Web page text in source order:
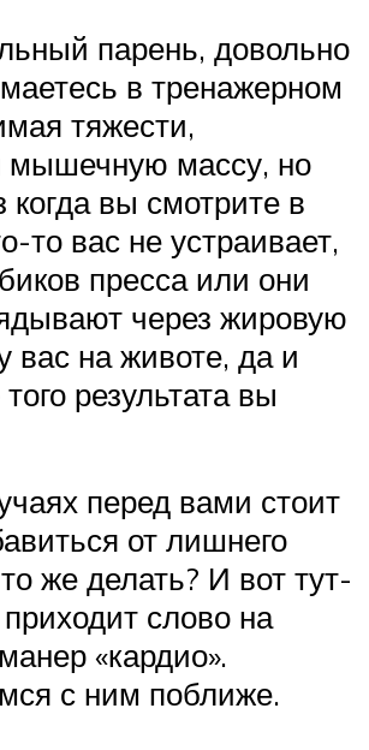
парень, довольно
в тренажерном
тяжести,
мышечную массу, но
вы смотрите в
то вас не устраивает,
пресса или они
через жировую
вас на животе, да и
результата вы
перед вами стоит
от лишнего
же делать? И вот тут-
приходит слово на
«кардио».
с ним поближе.